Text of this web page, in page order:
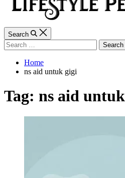
Search
Search
for:
Home
ns aid untuk gigi
Tag: ns aid